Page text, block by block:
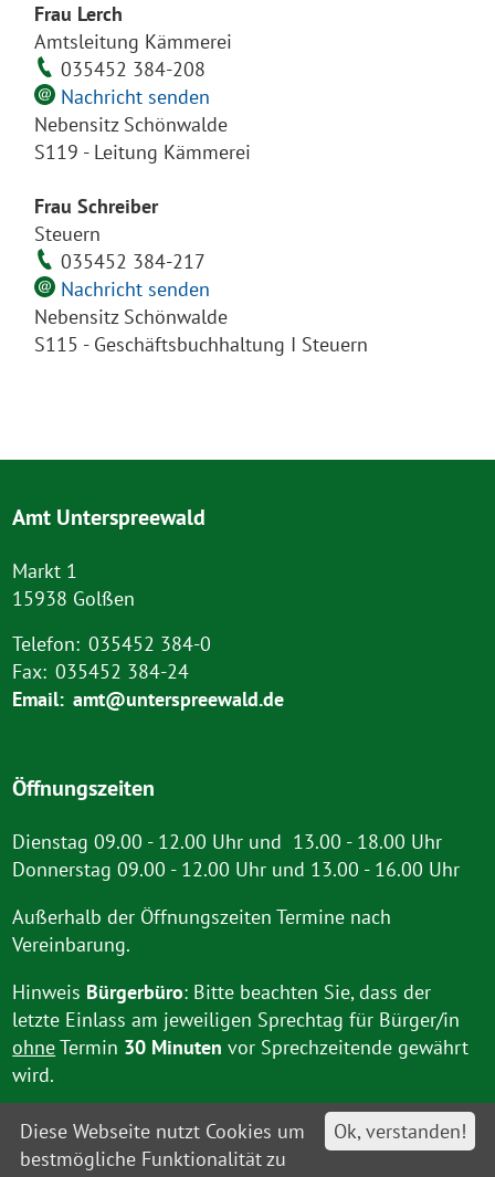
Frau Lerch
Amtsleitung Kämmerei
035452 384-208
Nachricht senden
Nebensitz Schönwalde
S119 - Leitung Kämmerei
Frau Schreiber
Steuern
035452 384-217
Nachricht senden
Nebensitz Schönwalde
S115 - Geschäftsbuchhaltung I Steuern
Amt Unterspreewald
Markt 1
15938 Golßen
Telefon: 035452 384-0
Fax: 035452 384-24
Email: amt@unterspreewald.de
Öffnungszeiten
Dienstag 09.00 - 12.00 Uhr und 13.00 - 18.00 Uhr
Donnerstag 09.00 - 12.00 Uhr und 13.00 - 16.00 Uhr
Außerhalb der Öffnungszeiten Termine nach
Vereinbarung.
Hinweis Bürgerbüro: Bitte beachten Sie, dass der
letzte Einlass am jeweiligen Sprechtag für Bürger/in
ohneTermin 30 Minuten vor Sprechzeitende gewährt
wird.
Ok, verstanden!
Diese Webseite nutzt Cookies um
bestmögliche Funktionalität zu